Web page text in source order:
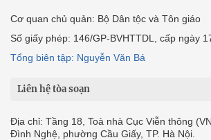
Cơ quan chủ quản: Bộ Dân tộc và Tôn giáo
Số giấy phép: 146/GP-BVHTTDL, cấp ngày
Tổng biên tập: Nguyễn Văn Bá
Liên hệ tòa soạn
Địa chỉ: Tầng 18, Toà nhà Cục Viễn thông
Đình Nghệ, phường Cầu Giấy, TP. Hà Nội.